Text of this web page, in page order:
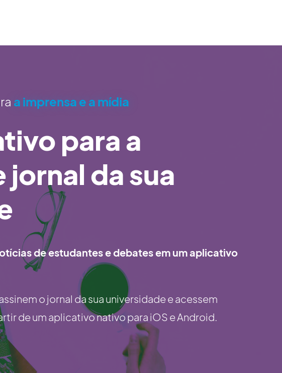
a imprensa e a mídia
para a
da sua
de estudantes e debates em um aplicativo
o jornal da sua universidade e acessem
de um aplicativo nativo para iOS e Android.